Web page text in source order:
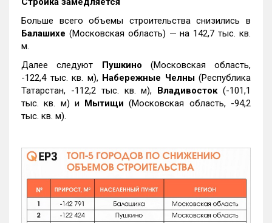
Больше всего объемы строительства снизились в
Балашихе (Московская область) — на 142,7 тыс. кв.
м.
Далее следуют Пушкино (Московская область,
-122,4 тыс. кв. м), Набережные Челны(Республика
Татарстан, -112,2 тыс. кв. м), Владивосток(-101,1
тыс. кв. м) и Мытищи (Московская область, -94,2
тыс. кв. м).